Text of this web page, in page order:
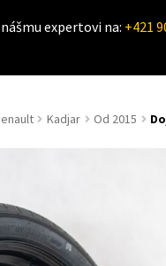
expertovi na: +421
Kadjar Od 2015